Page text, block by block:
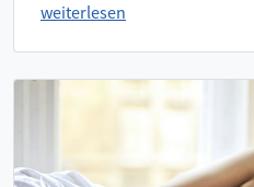
weiterlesen